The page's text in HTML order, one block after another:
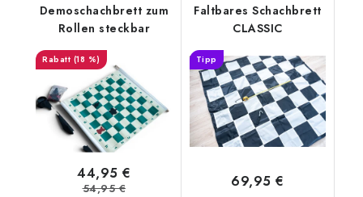
Demoschachbrett zum
Rollen steckbar
(18 %)
44,95 €
54,95 €
Faltbares Schachbrett
CLASSIC
Tipp
69,95 €